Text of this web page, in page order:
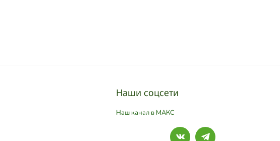
Наши соцсети
Наш канал в МАКС